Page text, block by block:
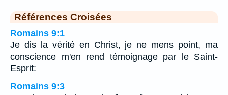
Références Croisées
Romains 9:1
Je dis la vérité en Christ, je ne mens point, ma
conscience m'en rend témoignage par le Saint-
Esprit:
Romains 9:3